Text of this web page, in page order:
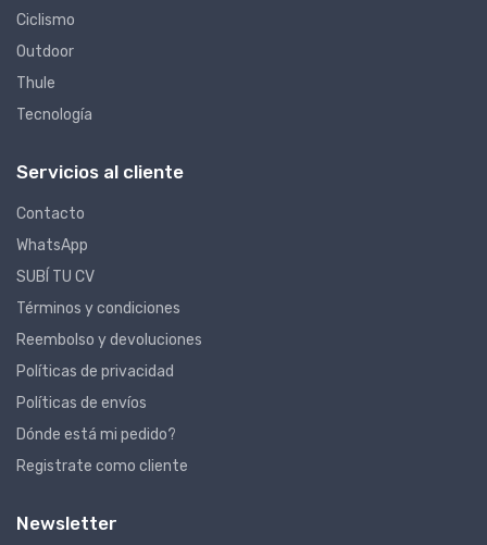
Ciclismo
Outdoor
Thule
Tecnología
Servicios al cliente
Contacto
WhatsApp
SUBÍ TU CV
Términos y condiciones
Reembolso y devoluciones
Políticas de privacidad
Políticas de envíos
Dónde está mi pedido?
Registrate como cliente
Newsletter